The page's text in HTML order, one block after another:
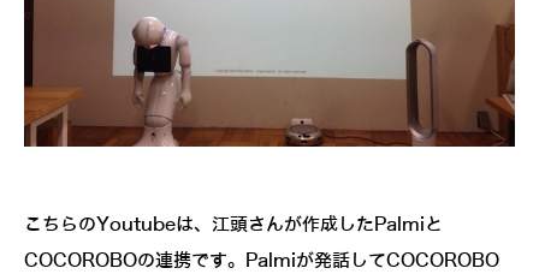
こちらのYoutubeは、江頭さんが作成したPalmiと
COCOROBOの連携です。Palmiが発話してCOCOROBO